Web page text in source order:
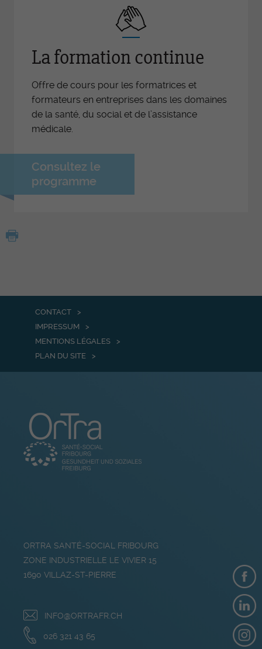
La formation continue
Offre de cours pour les formatrices et
formateurs en entreprises dans les domaines
de la santé, du social et de l’assistance
médicale.
Consultez le
programme
CONTACT
IMPRESSUM
MENTIONS LÉGALES
PLAN DU SITE
ORTRA SANTÉ-SOCIAL FRIBOURG
ZONE INDUSTRIELLE LE VIVIER 15
1690 VILLAZ-ST-PIERRE
INFO@ORTRAFR.CH
026 321 43 65